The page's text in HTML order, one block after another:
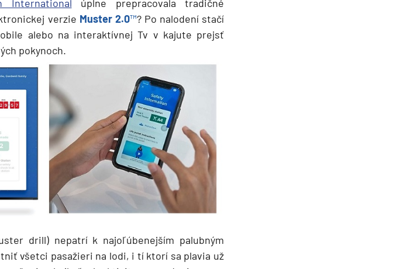
International úplne prepracovala tradičné
verzie Muster 2.0™? Po nalodení stačí
alebo na interaktívnej Tv v kajute prejsť
pokynoch.
drill) nepatrí k najoľúbenejším palubným
všetci pasažieri na lodi, i tí ktorí sa plavia už